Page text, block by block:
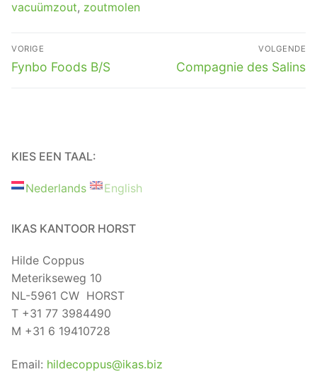
vacuümzout, zoutmolen
Berichtnavigatie
VORIGE
Vorig
Fynbo Foods B/S
VOLGENDE
Volgend
Compagnie des Salins
KIES EEN TAAL:
Nederlands English
IKAS KANTOOR HORST
Hilde Coppus
Meterikseweg 10
NL-5961 CW HORST
T +31 77 3984490
M +31 6 19410728
Email: hildecoppus@ikas.biz